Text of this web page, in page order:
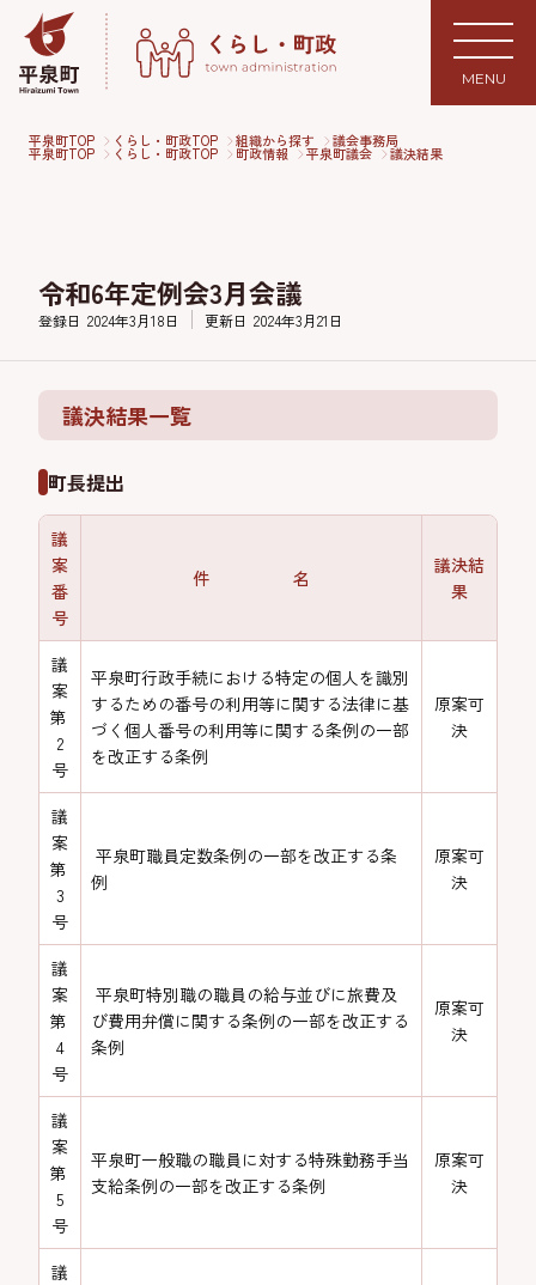
MENU
平泉町TOP くらし・町政TOP 組織から探す 議会事務局
平泉町TOP くらし・町政TOP 町政情報 平泉町議会 議決結果
令和6年定例会3月会議
登録日 2024年3月18日 更新日 2024年3月21日
議決結果一覧
町長提出
議
案
番
号
件 名
議決結
果
議
案
第
2
号
平泉町行政手続における特定の個人を識別
するための番号の利用等に関する法律に基
づく個人番号の利用等に関する条例の一部
を改正する条例
原案可
決
議
案
第
3
号
平泉町職員定数条例の一部を改正する条
例
原案可
決
議
案
第
4
号
平泉町特別職の職員の給与並びに旅費及
び費用弁償に関する条例の一部を改正する
条例
原案可
決
議
案
第
5
号
平泉町一般職の職員に対する特殊勤務手当
支給条例の一部を改正する条例
原案可
決
議